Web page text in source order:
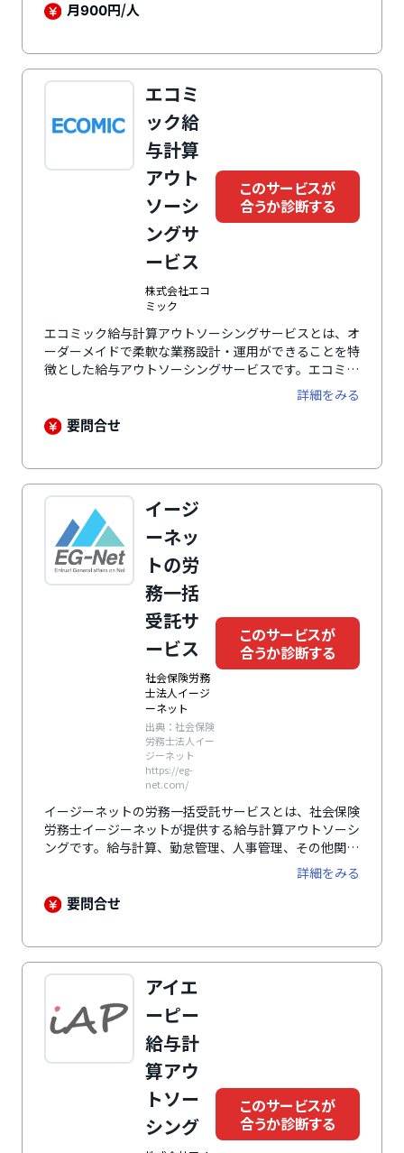
ャレンジ大賞」奨励賞を受賞しています。IT業界の裁量
から担当者を解放し、コア業務に集中できる環境を整
え、企業利益をトータルに考慮して給与計算を実施しま
す。
月900円/人
エコミ
ック給
与計算
アウト
ソーシ
ングサ
ービス
株式会社エコ
ミック
このサービスが
合うか診断する
エコミック給与計算アウトソーシングサービスとは、オ
ーダーメイドで柔軟な業務設計・運用ができることを特
徴とした給与アウトソーシングサービスです。エコミッ
クでは勤怠システムや人事システム等を指定せず、お客
様に合わせた運用設計を行うことが可能にになっており
ます。給与・賞与計算、年末調整等の基本サービスとし
詳細をみる
要問合せ
イージ
ーネッ
トの労
務一括
受託サ
ービス
社会保険労務
士法人イージ
ーネット
出典：社会保険
労務士法人イー
ジーネット
https://eg-
net.com/
このサービスが
合うか診断する
イージーネットの労務一括受託サービスとは、社会保険
労務士イージーネットが提供する給与計算アウトソーシ
ングです。給与計算、勤怠管理、人事管理、その他関連
する業務を包括的に受託。企業規模、賃金形態、勤務形
態に合わせたWebサービスを提供し、柔軟に各社のニ
ーズに応えます。システムの操作管理は全てイージーネ
詳細をみる
要問合せ
アイエ
ーピー
給与計
算アウ
トソー
シング
このサービスが
合うか診断する